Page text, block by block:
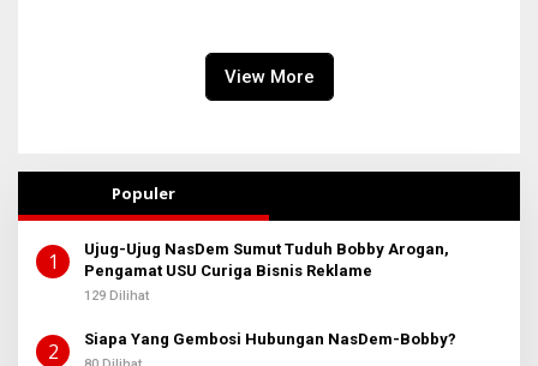
View More
Populer
1
Ujug-Ujug NasDem Sumut Tuduh Bobby Arogan,
Pengamat USU Curiga Bisnis Reklame
129 Dilihat
2 Siapa Yang Gembosi Hubungan NasDem-Bobby?